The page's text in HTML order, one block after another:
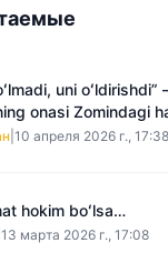
uni
onasi Zomindagi
talab qilmoqda
10 апреля 2026 г., 17:38
hokim boʻlsa…
13 марта 2026 г., 17:08